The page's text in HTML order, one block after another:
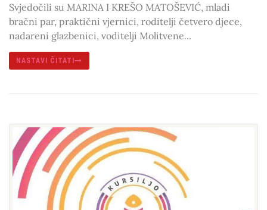
Svjedočili su MARINA I KREŠO MATOŠEVIĆ, mladi
bračni par, praktični vjernici, roditelji četvero djece,
nadareni glazbenici, voditelji Molitvene...
NASTAVI ČITATI